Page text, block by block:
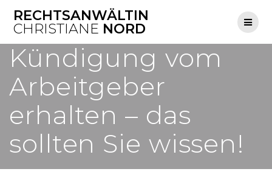
content
RECHTSANWÄLTIN
CHRISTIANE NORD
Kündigung vom
Arbeitgeber
erhalten – das
sollten Sie wissen!